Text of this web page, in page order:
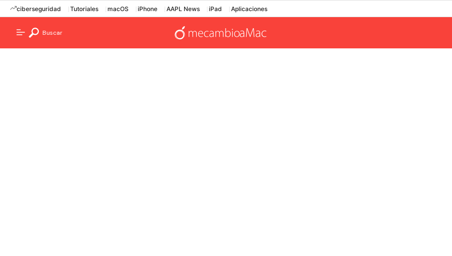
ciberseguridad Tutoriales macOS iPhone AAPL News iPad Aplicaciones
Buscar